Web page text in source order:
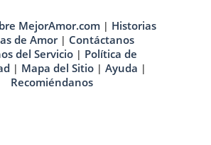
MejorAmor.com | Historias
de Amor| Contáctanos
del Servicio | Política de
| Mapa del Sitio | Ayuda |
Recomiéndanos